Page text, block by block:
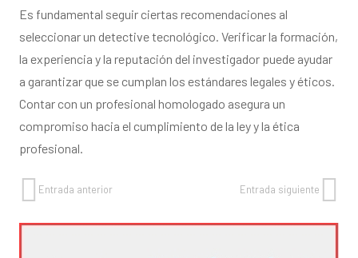
Es fundamental seguir ciertas recomendaciones al
seleccionar un detective tecnológico. Verificar la formación,
la experiencia y la reputación del investigador puede ayudar
a garantizar que se cumplan los estándares legales y éticos.
Contar con un profesional homologado asegura un
compromiso hacia el cumplimiento de la ley y la ética
profesional.
Entrada anterior Entrada siguiente